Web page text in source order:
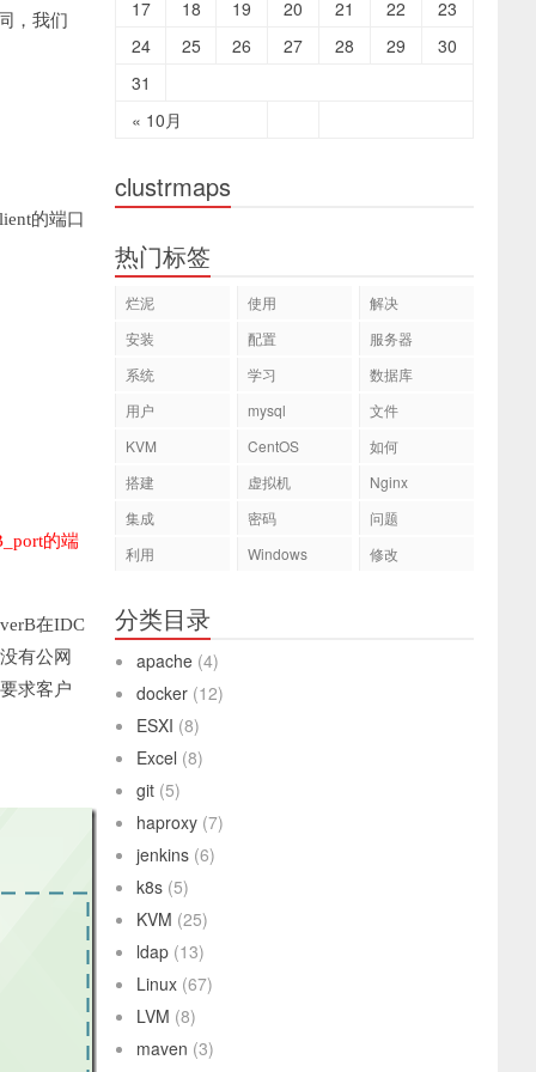
，我们
的端口
的端
在IDC
有公网
求客户
« 10月
17 18 19 20 21 22
23
24
25 26 27 28 29
30
31
clustrmaps
热门标签
烂泥 使用
解决
安装
配置
服务器
系统
学习
数据库
用户
mysql
文件
KVM
CentOS
如何
搭建
虚拟机
Nginx
集成
密码
问题
利用
Windows 修改
分类目录
apache (4)
docker (12)
ESXI (8)
Excel (8)
git (5)
haproxy (7)
jenkins (6)
k8s (5)
KVM (25)
ldap (13)
Linux (67)
LVM (8)
maven (3)